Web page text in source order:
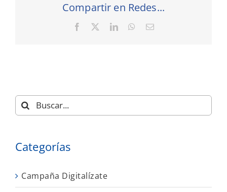
Compartir en Redes...
Facebook LinkedInWhatsApp
Correo
Buscar:
Categorías
Campaña Digitalízate